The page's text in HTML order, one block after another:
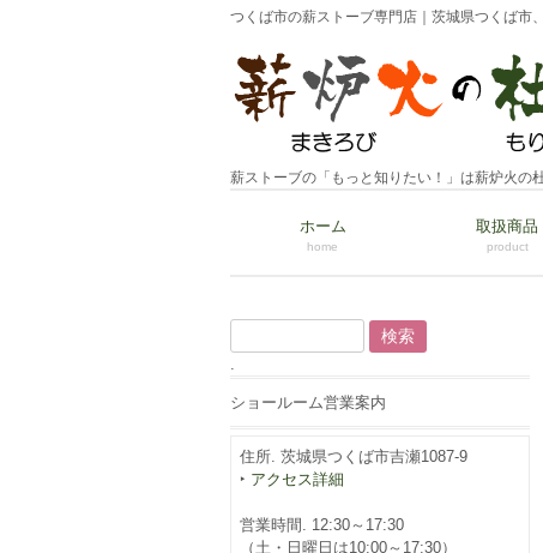
つくば市の薪ストーブ専門店｜茨城県つくば市
薪ストーブの「もっと知りたい！」は薪炉火の
ホーム
home
取扱商品
product
索:
.
ショールーム営業案内
住所. 茨城県つくば市吉瀬1087-9
‣ アクセス詳細
営業時間. 12:30～17:30
（土・日曜日は10:00～17:30）